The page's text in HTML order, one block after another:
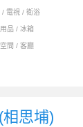
/ 電視 / 衛浴
品 / 冰箱
間 / 客廳
思埔)